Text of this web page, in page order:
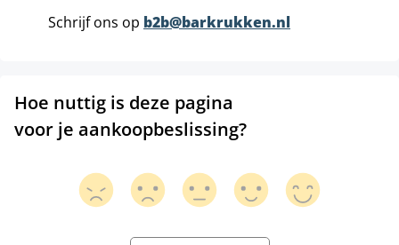
Schrijf ons op b2b@barkrukken.nl
Hoe nuttig is deze pagina
voor je aankoopbeslissing?